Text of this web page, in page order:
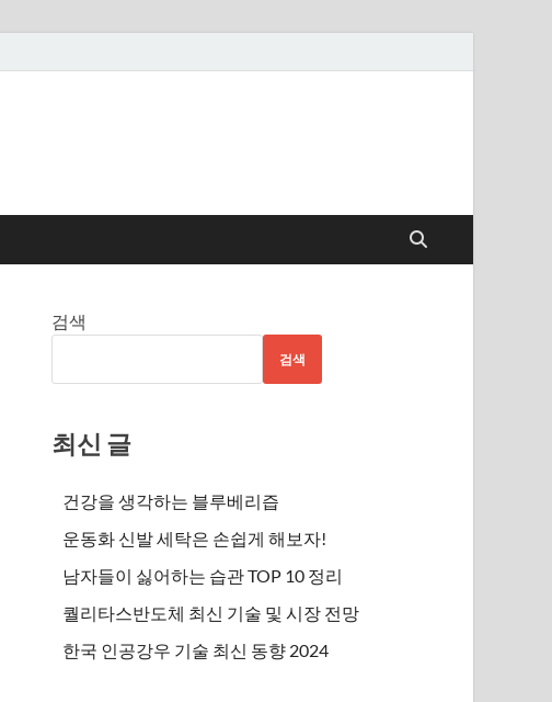
검색
검색
최신 글
건강을 생각하는 블루베리즙
운동화 신발 세탁은 손쉽게 해보자!
남자들이 싫어하는 습관 TOP 10 정리
퀄리타스반도체 최신 기술 및 시장 전망
한국 인공강우 기술 최신 동향 2024